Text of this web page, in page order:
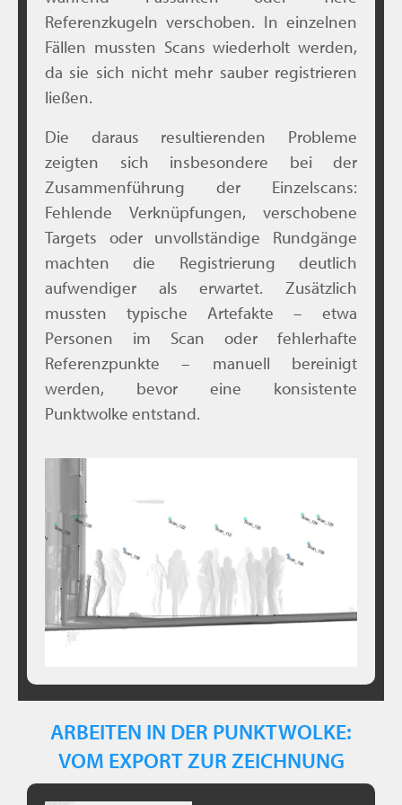
Referenzkugeln verschoben. In einzelnen
Fällen mussten Scans wiederholt werden,
da sie sich nicht mehr sauber registrieren
ließen.
Die daraus resultierenden Probleme
zeigten sich insbesondere bei der
Zusammenführung der Einzelscans:
Fehlende Verknüpfungen, verschobene
Targets oder unvollständige Rundgänge
machten die Registrierung deutlich
aufwendiger als erwartet. Zusätzlich
mussten typische Artefakte – etwa
Personen im Scan oder fehlerhafte
Referenzpunkte – manuell bereinigt
werden, bevor eine konsistente
Punktwolke entstand.
ARBEITEN IN DER PUNKTWOLKE:
VOM EXPORT ZUR ZEICHNUNG